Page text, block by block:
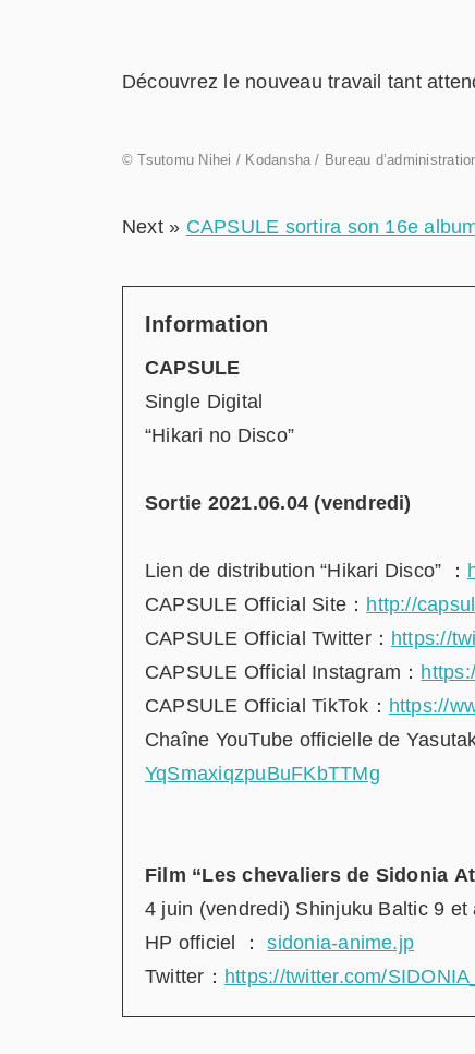
Découvrez le nouveau travail tant
© Tsutomu Nihei / Kodansha / Bureau
Next » CAPSULE sortira son 16e
Information
CAPSULE
Single Digital
“Hikari no Disco”
Sortie 2021.06.04 (vendredi)
Lien de distribution “Hikari Disco” ：
CAPSULE Official Site： http://
CAPSULE Official Twitter： https://
CAPSULE Official Instagram：
CAPSULE Official TikTok： https://
Chaîne YouTube officielle de
YqSmaxiqzpuBuFKbTTMg
Film “Les chevaliers de Sidonia
4 juin (vendredi) Shinjuku Baltic 9
HP officiel
：sidonia-anime.jp
Twitter： https://twitter.com/